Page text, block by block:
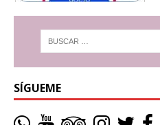
SÍGUEME